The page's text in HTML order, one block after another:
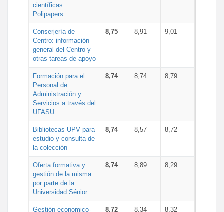
científicas:
Polipapers
Conserjería de
Centro: información
general del Centro y
otras tareas de apoyo
8,75 8,91 9,01
Formación para el
Personal de
Administración y
Servicios a través del
UFASU
8,74 8,74 8,79
Bibliotecas UPV para
estudio y consulta de
la colección
8,74 8,57 8,72
Oferta formativa y
gestión de la misma
por parte de la
Universidad Sénior
8,74 8,89 8,29
Gestión economico- 8,72 8,34 8,32